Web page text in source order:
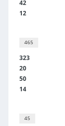
42
12
465
323
20
50
14
45